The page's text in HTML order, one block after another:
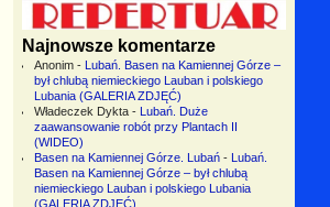
Najnowsze komentarze
Anonim-
Lubań. Basen na Kamiennej Górze –
był chlubą niemieckiego Lauban i polskiego
Lubania (GALERIA ZDJĘĆ)
Władeczek Dykta-
Lubań. Duże
zaawansowanie robót przy Plantach II
(WIDEO)
Basen na Kamiennej Górze. Lubań-
Lubań.
Basen na Kamiennej Górze – był chlubą
niemieckiego Lauban i polskiego Lubania
(GALERIA ZDJĘĆ)